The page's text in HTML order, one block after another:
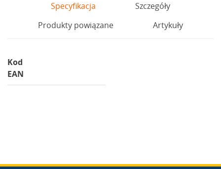
Specyfikacja
Szczegóły
Produkty powiązane
Artykuły
Kod
EAN